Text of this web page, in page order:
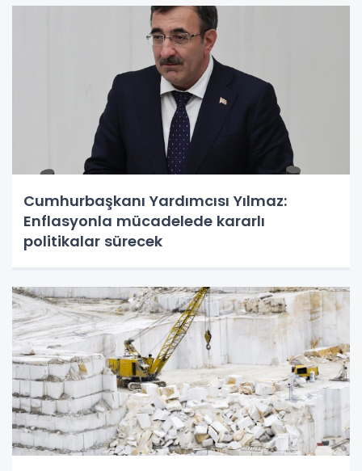
Cumhurbaşkanı Yardımcısı Yılmaz:
Enflasyonla mücadelede kararlı
politikalar sürecek